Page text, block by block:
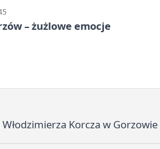
– żużlowe emocje
Korcza w